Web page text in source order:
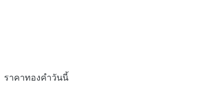
ราคาทองคำวันนี้